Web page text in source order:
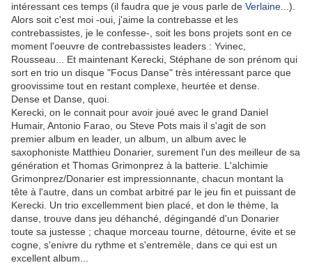
intéressant ces temps (il faudra que je vous parle de Verlaine ...).
Alors soit c'est moi -oui, j'aime la contrebasse et les
contrebassistes, je le confesse-, soit les bons projets sont en ce
moment l'oeuvre de contrebassistes leaders : Yvinec,
Rousseau... Et maintenant Kerecki, Stéphane de son prénom qui
sort en trio un disque "Focus Danse" très intéressant parce que
groovissime tout en restant complexe, heurtée et dense.
Dense et Danse, quoi.
Kerecki, on le connait pour avoir joué avec le grand Daniel
Humair, Antonio Farao, ou Steve Pots mais il s'agit de son
premier album en leader, un album, un album avec le
saxophoniste Matthieu Donarier, surement l'un des meilleur de sa
génération et Thomas Grimonprez à la batterie. L'alchimie
Grimonprez/Donarier est impressionnante, chacun montant la
tête à l'autre, dans un combat arbitré par le jeu fin et puissant de
Kerecki. Un trio excellemment bien placé, et don le thème, la
danse, trouve dans jeu déhanché, dégingandé d'un Donarier
toute sa justesse ; chaque morceau tourne, détourne, évite et se
cogne, s'enivre du rythme et s'entremèle, dans ce qui est un
excellent album...